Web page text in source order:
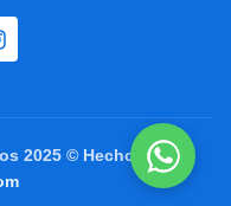
2025 © Hecho por